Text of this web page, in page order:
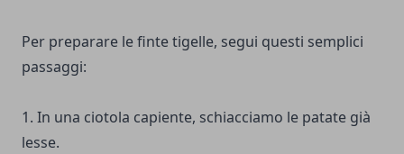
Per preparare le finte tigelle, segui questi semplici
passaggi:
1. In una ciotola capiente, schiacciamo le patate già
lesse.